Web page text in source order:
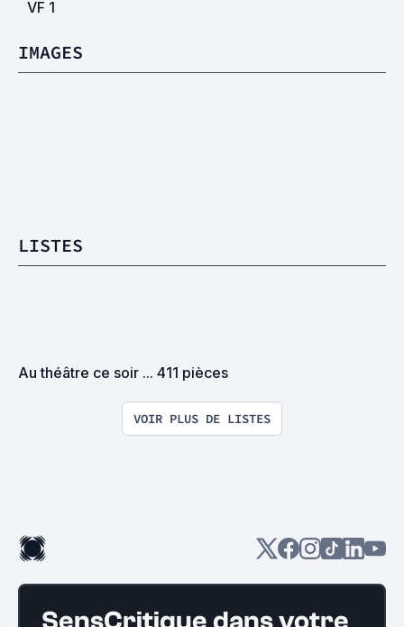
VF 1
IMAGES
LISTES
Au théâtre ce soir ... 411 pièces
VOIR PLUS DE LISTES
SensCritique dans votre